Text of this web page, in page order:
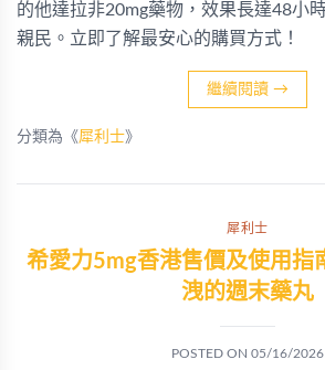
的他達拉非20mg藥物，效果長達48小
親民。立即了解最安心的購買方式！
繼續閱讀 →
分類為《犀利士》
犀利士
希愛力5mg香港售價及使用指
洩的週末藥丸
POSTED ON 05/16/2026